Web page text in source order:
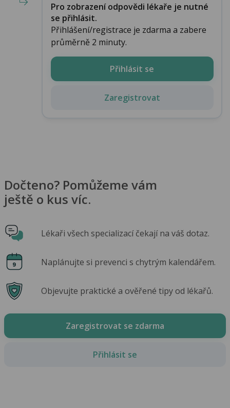
Pro zobrazení odpovědi lékaře je nutné
se přihlásit.
Přihlášení/registrace je zdarma a zabere
průměrně 2 minuty.
Přihlásit se
Zaregistrovat
Dočteno? Pomůžeme vám
ještě o kus víc.
Lékaři všech specializací čekají na váš dotaz.
Naplánujte si prevenci s chytrým kalendářem.
Objevujte praktické a ověřené tipy od lékařů.
Zaregistrovat se zdarma
Přihlásit se